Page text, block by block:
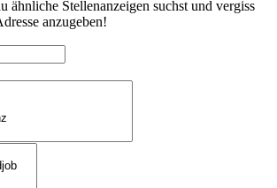
ähnliche Stellenanzeigen suchst und vergiss
anzugeben!